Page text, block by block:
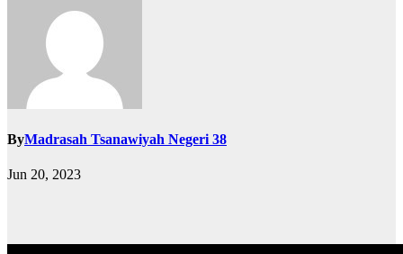
ByMadrasah Tsanawiyah Negeri 38
Jun 20, 2023